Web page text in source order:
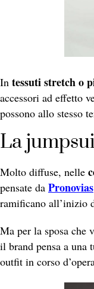
In tessuti stretch o
accessori ad effetto
possono allo stesso
La
Molto diffuse, nelle
pensate da Pronovias
ramificano all’inizio
Ma per la sposa che
il brand pensa a una
outfit in corso